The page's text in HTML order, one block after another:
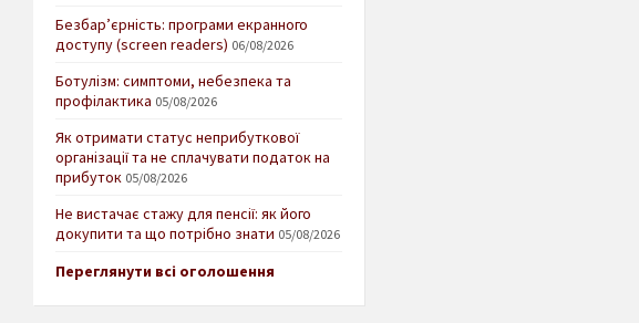
Безбар’єрність: програми екранного
доступу (screen readers) 06/08/2026
Ботулізм: симптоми, небезпека та
профілактика 05/08/2026
Як отримати статус неприбуткової
організації та не сплачувати податок на
прибуток 05/08/2026
Не вистачає стажу для пенсії: як його
докупити та що потрібно знати 05/08/2026
Переглянути всі оголошення